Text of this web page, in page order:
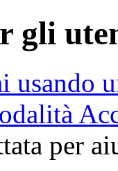
gli
usando
per